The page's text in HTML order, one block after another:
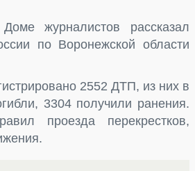
журналистов рассказал
по Воронежской области
2552 ДТП, из них в
3304 получили ранения.
проезда перекрестков,